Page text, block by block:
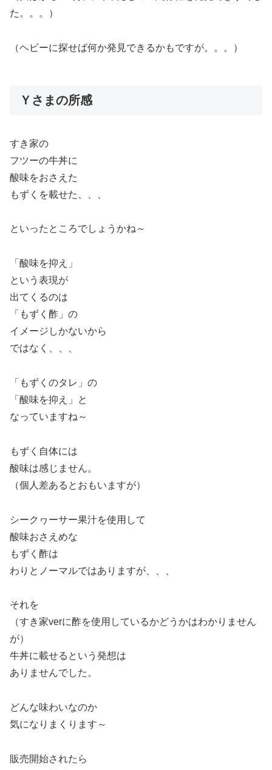
た。。。）
（ヘビーに探せば何か発見できるかもですが。。。）
Ｙさまの所感
すき家の
フツーの牛丼に
酸味をおさえた
もずくを載せた、、、
といったところでしょうかね～
「酸味を抑え」
という表現が
出てくるのは
「もずく酢」の
イメージしかないから
ではなく、、、
「もずくのタレ」の
「酸味を抑え」と
なっていますね～
もずく自体には
酸味は感じません。
（個人差あるとおもいますが）
シークヮーサー果汁を使用して
酸味おさえめな
もずく酢は
わりとノーマルではありますが、、、
それを
（すき家verに酢を使用しているかどうかはわかりません
が）
牛丼に載せるという発想は
ありませんでした。
どんな味わいなのか
気になりまくります～
販売開始されたら